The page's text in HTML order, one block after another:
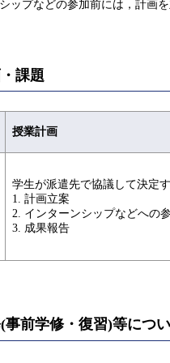
ップなどの参加前には，計画
課題
授業計画
学生が派遣先で協議して決定す
1. 計画立案
2. インターンシップなどへの
3. 成果報告
事前学修・復習)等につ